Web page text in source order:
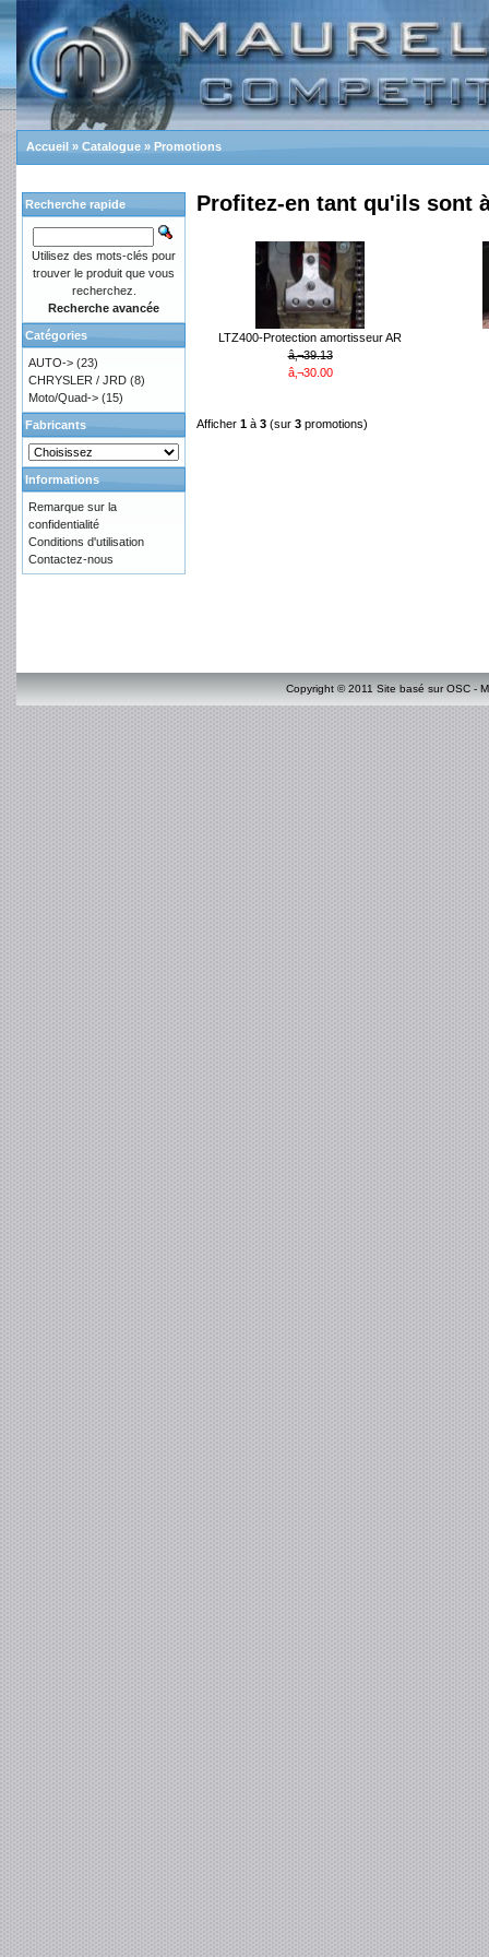
Accueil » Catalogue » Promotions
Profitez-en tant qu'ils sont
LTZ400-Protection amortisseur AR
â‚¬39.13
â‚¬30.00
Afficher 1 à 3 (sur 3 promotions)
Recherche rapide
Utilisez des mots-clés pour
trouver le produit que vous
recherchez.
Recherche avancée
Catégories
AUTO-> (23)
CHRYSLER / JRD (8)
Moto/Quad-> (15)
Fabricants
Informations
Remarque sur la
confidentialité
Conditions d'utilisation
Contactez-nous
Copyright © 2011 Site basé sur OSC -